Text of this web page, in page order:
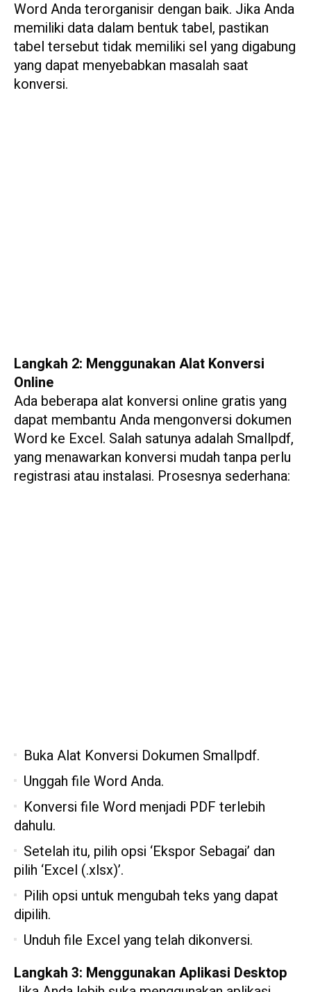
Word Anda terorganisir dengan baik. Jika Anda
memiliki data dalam bentuk tabel, pastikan
tabel tersebut tidak memiliki sel yang digabung
yang dapat menyebabkan masalah saat
konversi.
Langkah 2: Menggunakan Alat Konversi
Online
Ada beberapa alat konversi online gratis yang
dapat membantu Anda mengonversi dokumen
Word ke Excel. Salah satunya adalah Smallpdf,
yang menawarkan konversi mudah tanpa perlu
registrasi atau instalasi. Prosesnya sederhana:
Buka Alat Konversi Dokumen Smallpdf.
Unggah file Word Anda.
Konversi file Word menjadi PDF terlebih
dahulu.
Setelah itu, pilih opsi ‘Ekspor Sebagai’ dan
pilih ‘Excel (.xlsx)’.
Pilih opsi untuk mengubah teks yang dapat
dipilih.
Unduh file Excel yang telah dikonversi.
Langkah 3: Menggunakan Aplikasi Desktop